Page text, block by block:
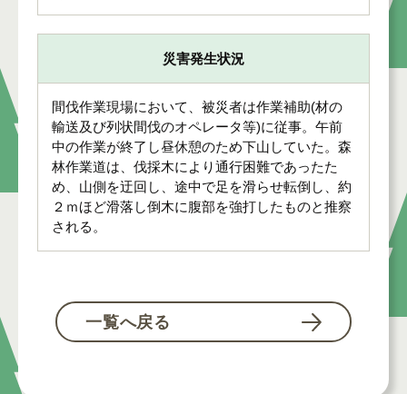
災害発生状況
間伐作業現場において、被災者は作業補助(材の
輸送及び列状間伐のオペレータ等)に従事。午前
中の作業が終了し昼休憩のため下山していた。森
林作業道は、伐採木により通行困難であったた
め、山側を迂回し、途中で足を滑らせ転倒し、約
２ｍほど滑落し倒木に腹部を強打したものと推察
される。
一覧へ戻る